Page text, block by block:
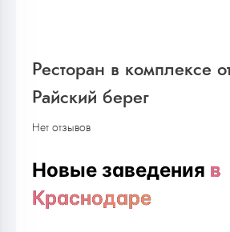
Ресторан в комплексе
Райский берег
Нет отзывов
Новые заведения в
Краснодаре